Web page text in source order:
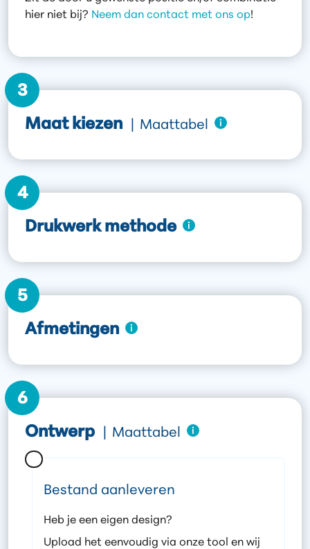
hier niet bij? Neem dan contact met ons op!
3
Maat kiezen
Maattabel
4
Drukwerk methode
5
Afmetingen
6
Ontwerp
Maattabel
Bestand aanleveren
Heb je een eigen design?
Upload het eenvoudig via onze tool en wij